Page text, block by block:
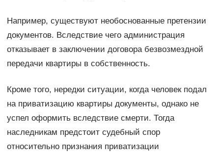
Например, существуют необоснованные претензии
документов. Вследствие чего администрация
отказывает в заключении договора безвозмездной
передачи квартиры в собственность.
Кроме того, нередки ситуации, когда человек подал
на приватизацию квартиры документы, однако не
успел оформить вследствие смерти. Тогда
наследникам предстоит судебный спор
относительно признания приватизации